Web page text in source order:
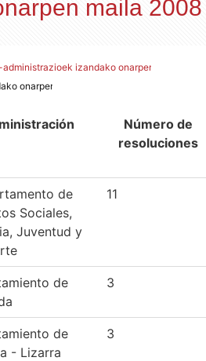
maila 2008
izandako onarpen maila.
onarpen maila 2008
Número de
resoluciones
de
Sociales,
Juventud y
11
de
3
de
- Lizarra
3